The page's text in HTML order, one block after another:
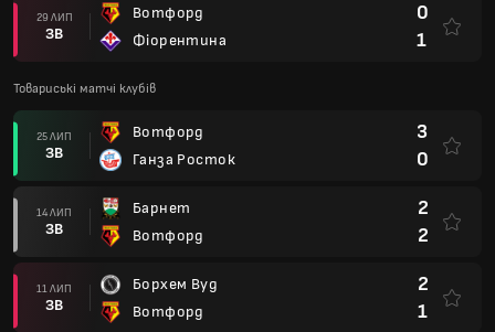
29 ЛИП
ЗВ
Вотфорд
Фіорентина
0
1
Товариські матчі клубів
25 ЛИП
ЗВ
Вотфорд
Ганза Росток
3
0
14 ЛИП
ЗВ
Барнет
Вотфорд
2
2
11 ЛИП
ЗВ
Борхем Вуд
Вотфорд
2
1